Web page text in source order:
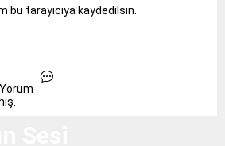
tarayıcıya kaydedilsin.